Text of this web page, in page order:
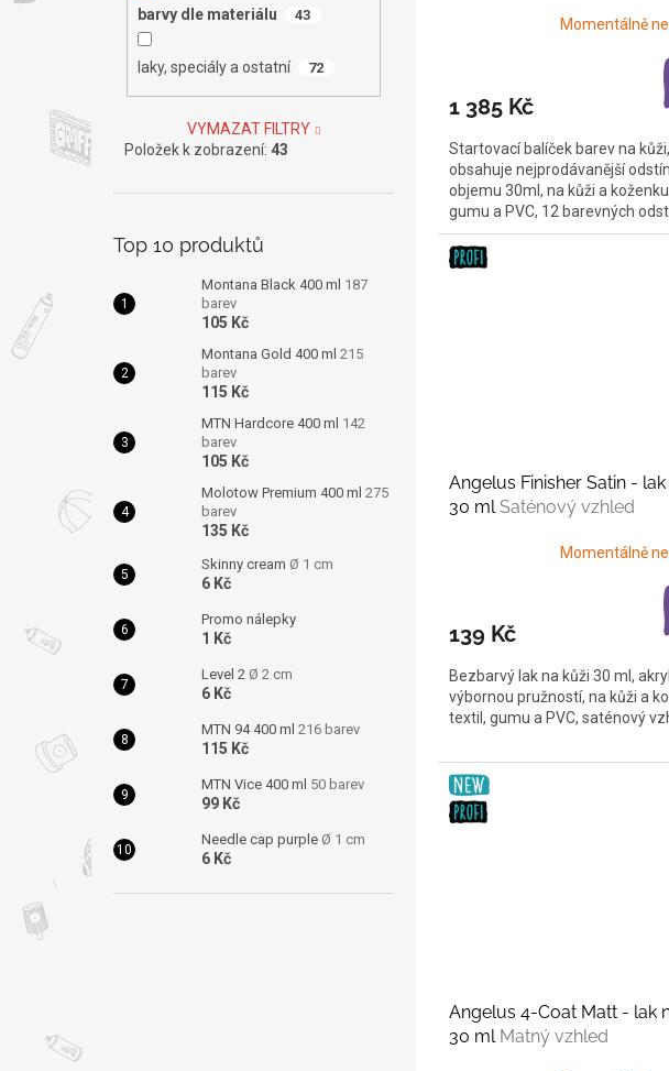
barvy dle materiálu 43
laky, speciály a ostatní 72
VYMAZAT FILTRY
Položek k zobrazení: 43
Top 10 produktů
Montana Black 400 ml 187
barev
105 Kč
Montana Gold 400 ml 215
barev
115 Kč
MTN Hardcore 400 ml 142
barev
105 Kč
Molotow Premium 400 ml 275
barev
135 Kč
Skinny cream Ø 1 cm
6 Kč
Promo nálepky
1 Kč
Level 2 Ø 2 cm
6 Kč
MTN 94 400 ml 216 barev
115 Kč
MTN Vice 400 ml 50 barev
99 Kč
Needle cap purple Ø 1 cm
6 Kč
Momentálně
1 385 Kč
Startovací balíček barev na
obsahuje nejprodávanější
objemu 30ml, na kůži a
gumu a PVC, 12 barevných
Angelus Finisher Satin -
30 mlSaténový vzhled
Momentálně
139 Kč
Bezbarvý lak na kůži 30 ml,
výbornou pružností, na kůži a
textil, gumu a PVC, saténový
Angelus 4-Coat Matt - lak
30 ml Matný vzhled